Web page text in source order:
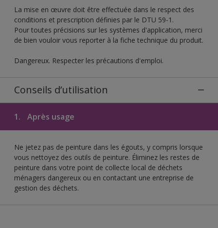
La mise en œuvre doit être effectuée dans le respect des
conditions et prescription définies par le DTU 59-1.
Pour toutes précisions sur les systèmes d'application, merci
de bien vouloir vous reporter à la fiche technique du produit.
Dangereux. Respecter les précautions d'emploi.
Conseils d’utilisation
1. Après usage
Ne jetez pas de peinture dans les égouts, y compris lorsque
vous nettoyez des outils de peinture. Éliminez les restes de
peinture dans votre point de collecte local de déchets
ménagers dangereux ou en contactant une entreprise de
gestion des déchets.